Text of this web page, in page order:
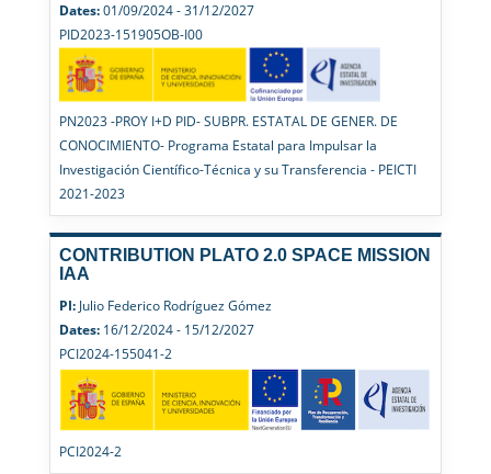
Dates:01/09/2024 - 31/12/2027
PID2023-151905OB-I00
PN2023 -PROY I+D PID- SUBPR. ESTATAL DE GENER. DE
CONOCIMIENTO- Programa Estatal para Impulsar la
Investigación Científico-Técnica y su Transferencia - PEICTI
2021-2023
CONTRIBUTION PLATO 2.0 SPACE MISSION
IAA
PI:Julio Federico Rodríguez Gómez
Dates:16/12/2024 - 15/12/2027
PCI2024-155041-2
PCI2024-2